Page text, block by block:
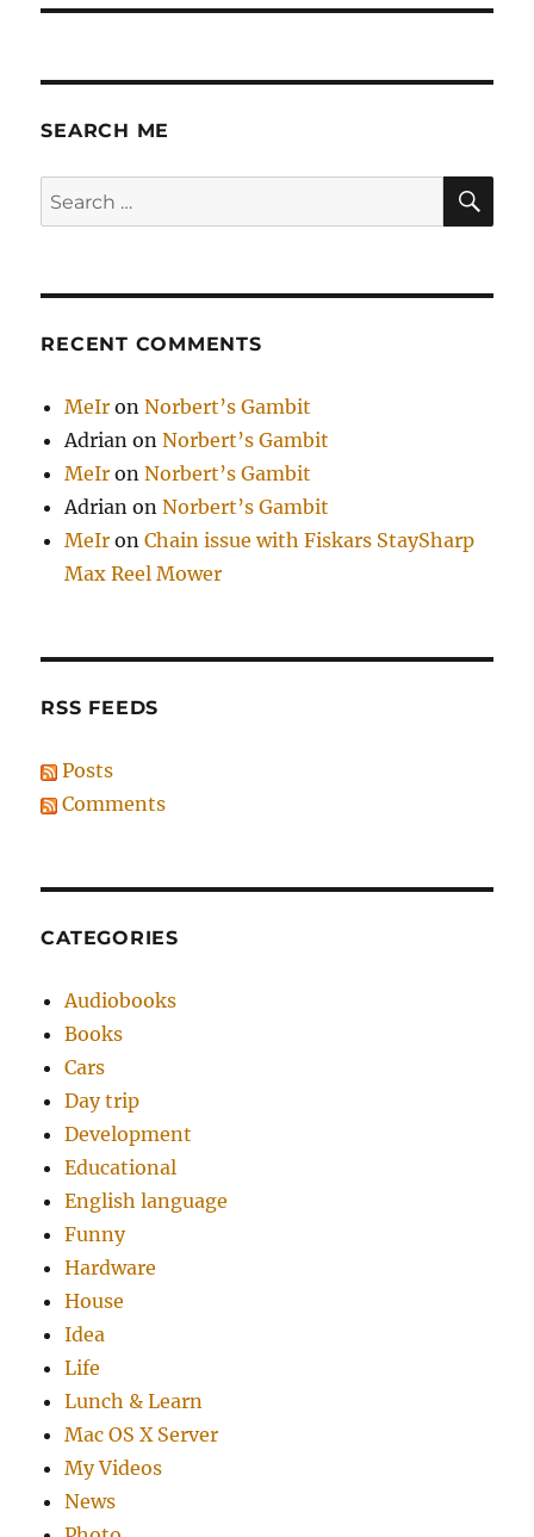
SEARCH ME
Search
for:
RECENT COMMENTS
MeIr onNorbert’s Gambit
Adrian onNorbert’s Gambit
MeIr onNorbert’s Gambit
Adrian onNorbert’s Gambit
MeIr onChain issue with Fiskars StaySharp
Max Reel Mower
RSS FEEDS
Posts
Comments
CATEGORIES
Audiobooks
Books
Cars
Day trip
Development
Educational
English language
Funny
Hardware
House
Idea
Life
Lunch & Learn
Mac OS X Server
My Videos
News